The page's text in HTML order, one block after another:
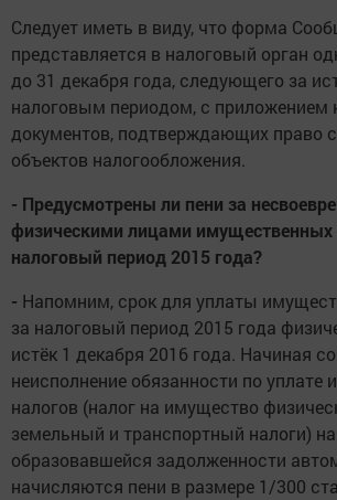
Следует иметь в виду, что форма
представляется в налоговый орган
до 31 декабря года, следующего за
налоговым периодом, с приложением
документов, подтверждающих право
объектов налогообложения.
- Предусмотрены ли пени за
физическими лицами имущественных
налоговый период 2015 года?
- Напомним, срок для уплаты
за налоговый период 2015 года
истёк 1 декабря 2016 года. Начиная
неисполнение обязанности по
налогов (налог на имущество
земельный и транспортный налоги)
образовавшейся задолженности
начисляются пени в размере 1/300